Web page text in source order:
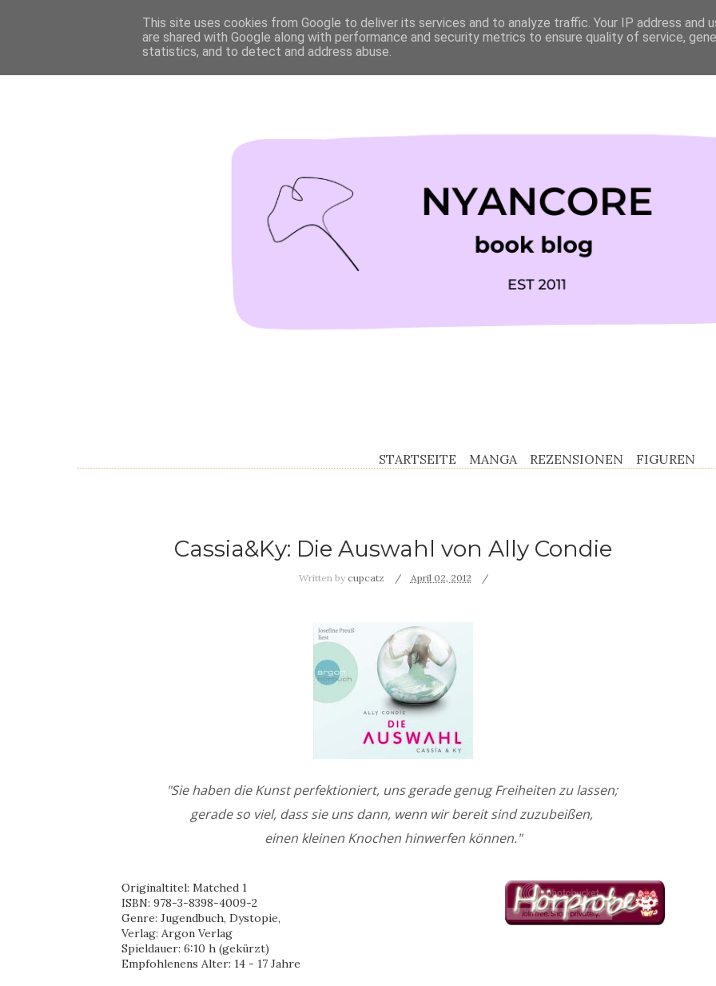
STARTSEITE MANGA REZENSIONEN FIGUREN
Cassia&Ky: Die Auswahl von Ally Condie
Written by cupcatz April 02, 2012
"Sie haben die Kunst perfektioniert, uns gerade genug Freiheiten zu lassen;
gerade so viel, dass sie uns dann, wenn wir bereit sind zuzubeißen,
einen kleinen Knochen hinwerfen können."
Originaltitel: Matched 1
ISBN: 978-3-8398-4009-2
Genre: Jugendbuch, Dystopie,
Verlag: Argon Verlag
Spieldauer: 6:10 h (gekürzt)
Empfohlenens Alter: 14 - 17 Jahre
This site uses cookies from Google to deliver its services and to analyze traffic. Your IP address and
are shared with Google along with performance and security metrics to ensure quality of service,
statistics, and to detect and address abuse.